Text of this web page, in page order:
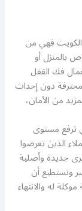
الكويت فهي من
بالمنزل أو
فك القفل
دون إحداث
من الأمان،
ترفع مستوى
الذين تعرضوا
جديدة وأصلية
وتستطيع أن
له والانتهاء